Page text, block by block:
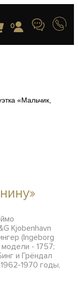
0
«Мальчик,
Kjobenhavn
(Ingeborg
- 1757;
и Грёндал
1962-1970 годы,